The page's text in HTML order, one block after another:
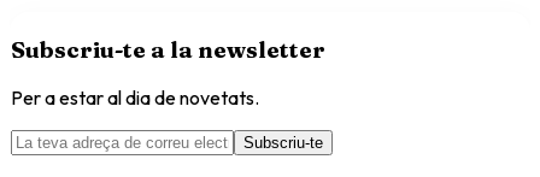
Subscriu-te a la newsletter
Per a estar al dia de novetats.
Subscriu-te